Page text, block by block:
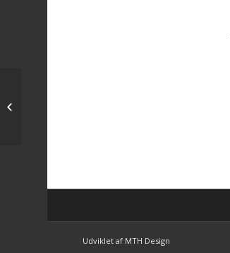
Udviklet af MTH Design